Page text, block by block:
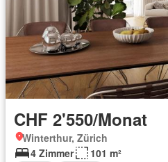
CHF 2'550/Monat
Winterthur, Zürich
4 Zimmer
101 m²